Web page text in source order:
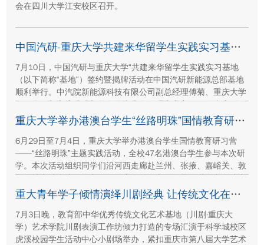
会在四川大学江安校区召开。
中国汽研-重庆大学共建来华留学生实践实习基地签约暨揭牌活动举行
7月10日，中国汽研与重庆大学“共建来华留学生实践实习基地
（以下简称“基地”）签约暨揭牌活动在中国汽研新能源总部基地
顺利举行。中汽院新能源科技有限公司副总经理傅菊、重庆大学
国际合作与交流处处长兼留学生事务管理中心主任阳春出席活
动，双方相关职能负责人、教师代表及来华留学生代表共同参重庆大学举办港澳台学生“丝路明珠”国情教育研习营
6月29日至7月4日，重庆大学举办港澳台学生国情教育研习营
——“丝路明珠”主题实践活动，全校47名港澳台学生参与本次研
学。本次活动组织同学们沿河西走廊赴兰州、张掖、嘉峪关、敦
煌多地实地走访，深入了解国家在丝路文明传承、世界文化遗产
保护、西北地质生态治理等方面的建设成就与发展路径。
重大青年学子倾情演绎川剧经典 让传统文化在校园“活”起来
7月3日晚，教育部中华优秀传统文化艺术基地（川剧·重庆大
学）艺术学院川剧表演工作坊倾力打造的专场汇演于科学城校区
虎溪校园学生活动中心小剧场举办，紧扣重庆市第八届大学艺术